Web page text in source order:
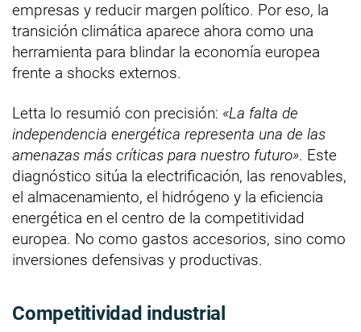
empresas y reducir margen político. Por eso, la
transición climática aparece ahora como una
herramienta para blindar la economía europea
frente a shocks externos.
Letta lo resumió con precisión: «La falta de
independencia energética representa una de las
amenazas más críticas para nuestro futuro». Este
diagnóstico sitúa la electrificación, las renovables,
el almacenamiento, el hidrógeno y la eficiencia
energética en el centro de la competitividad
europea. No como gastos accesorios, sino como
inversiones defensivas y productivas.
Competitividad industrial